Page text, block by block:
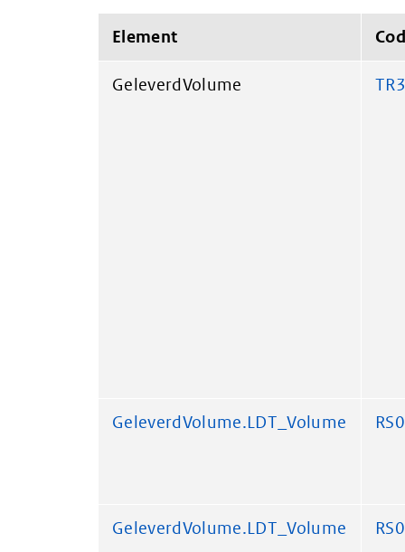
Element
GeleverdVolume
GeleverdVolume.LDT_Volume
GeleverdVolume.LDT_Volume